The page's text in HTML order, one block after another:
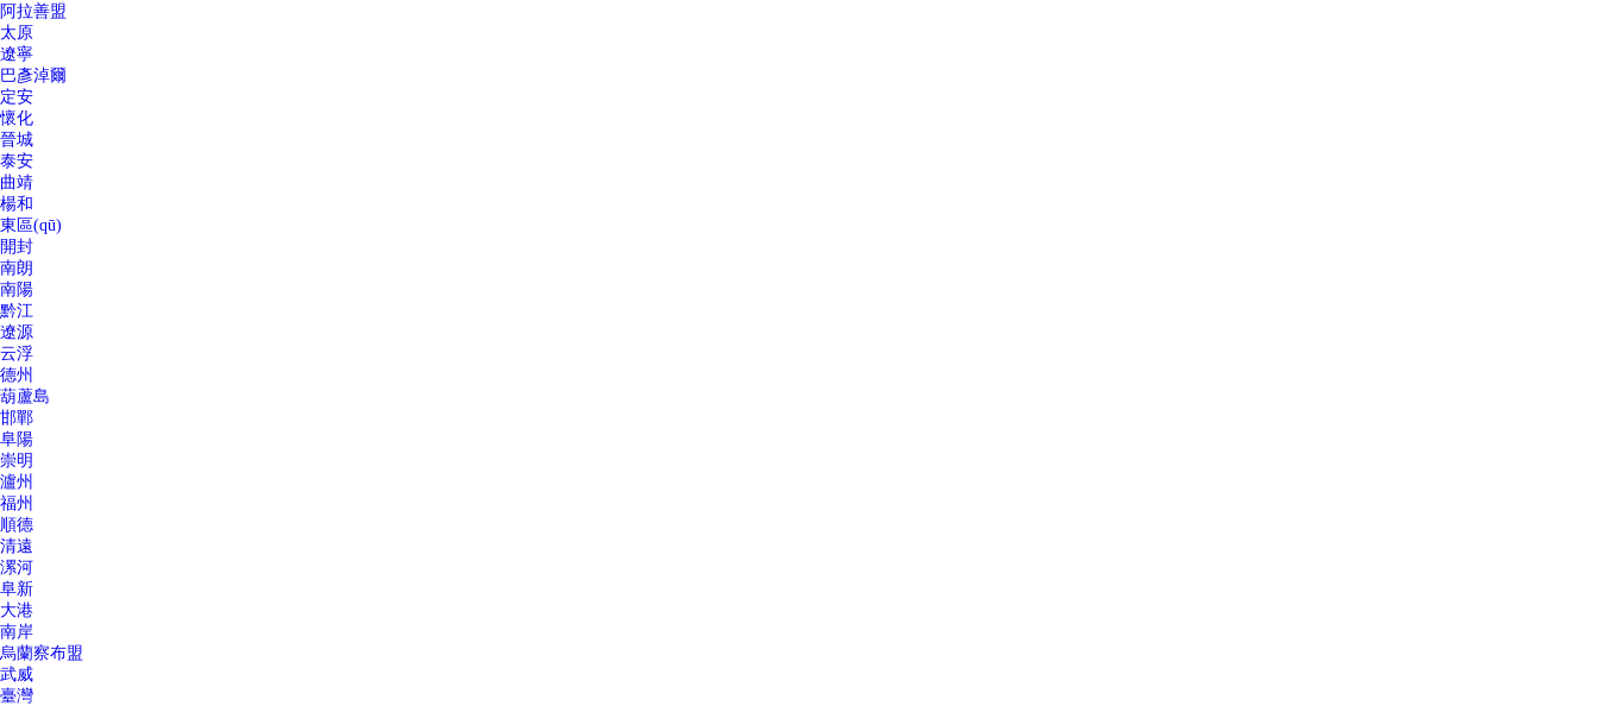
阿拉善盟
太原
遼寧
巴彥淖爾
定安
懷化
晉城
泰安
曲靖
楊和
東區(qū)
開封
南朗
南陽
黔江
遼源
云浮
德州
葫蘆島
邯鄲
阜陽
崇明
瀘州
福州
順德
清遠
漯河
阜新
大港
南岸
烏蘭察布盟
武威
臺灣